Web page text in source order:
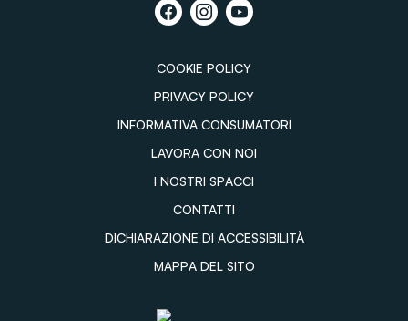
COOKIE POLICY
PRIVACY POLICY
INFORMATIVA CONSUMATORI
LAVORA CON NOI
I NOSTRI SPACCI
CONTATTI
DICHIARAZIONE DI ACCESSIBILITÀ
MAPPA DEL SITO